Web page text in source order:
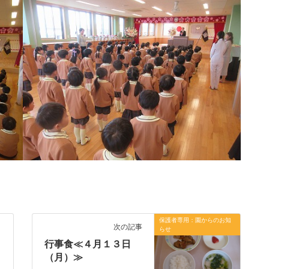
保護者専用：園からのお知
らせ
次の記事
行事食≪４月１３日
（月）≫